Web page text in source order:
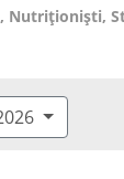
Nutriționiști,